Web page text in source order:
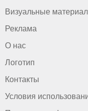
Визуальные
Реклама
О нас
Логотип
Контакты
Условия